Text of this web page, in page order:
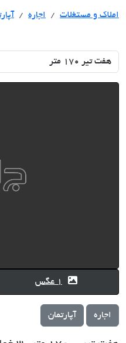
املاک و مستغلات اجاره
1 عگس
اجاره آپارتمان